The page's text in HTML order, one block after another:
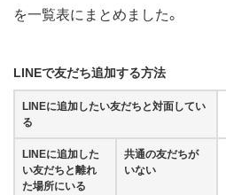
を一覧表にまとめました。
LINEで友だち追加する方法
LINEに追加したい友だちと対面してい
る
LINEに追加した
い友だちと離れ
た場所にいる
共通の友だちが
いない